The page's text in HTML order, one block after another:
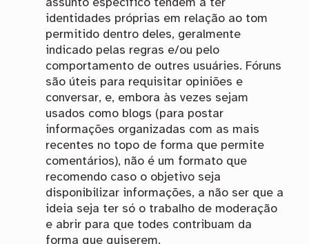
assunto específico tendem a ter
identidades próprias em relação ao tom
permitido dentro deles, geralmente
indicado pelas regras e/ou pelo
comportamento de outres usuáries. Fóruns
são úteis para requisitar opiniões e
conversar, e, embora às vezes sejam
usados como blogs (para postar
informações organizadas com as mais
recentes no topo de forma que permite
comentários), não é um formato que
recomendo caso o objetivo seja
disponibilizar informações, a não ser que a
ideia seja ter só o trabalho de moderação
e abrir para que todes contribuam da
forma que quiserem.